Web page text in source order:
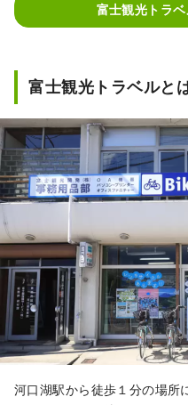
富士観光トラ
富士観光トラベルと
河口湖駅から徒歩１分の場所